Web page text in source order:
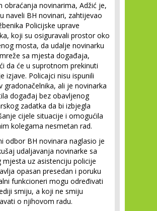
obraćanja novinarima, Adžić je,
naveli BH novinari, zahtijevao
Policijske uprave
koji su osiguravali prostor oko
mosta, da udalje novinarku
sa mjesta događaja,
da će u suprotnom prekinuti
izjave. Policajci nisu ispunili
gradonačelnika, ali je novinarka
događaj bez obavljenog
zadatka da bi izbjegla
cijele situacije i omogućila
kolegama nesmetan rad.
odbor BH novinara naglasio je
udaljavanja novinarke sa
mjesta uz asistenciju policije
opasan presedan i poruku
funkcioneri mogu određivati
smiju, a koji ne smiju
o njihovom radu.